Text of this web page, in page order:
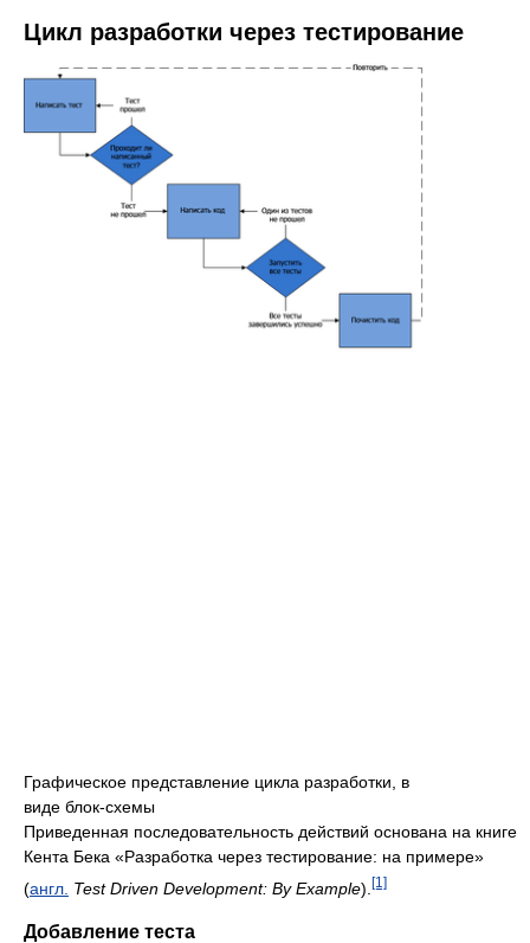
Цикл разработки через тестирование
Графическое представление цикла разработки, в
виде блок-схемы
Приведенная последовательность действий основана на книге
Кента Бека «Разработка через тестирование: на примере»
(англ. Test Driven Development: By Example). [1]
Добавление теста